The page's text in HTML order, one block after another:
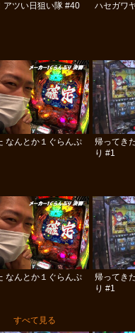
アツい日狙い隊 #40 ハセガワ
なんとか１ぐらんぷ
帰ってき
り #1
なんとか１ぐらんぷ
帰ってき
り #1
すべて見る